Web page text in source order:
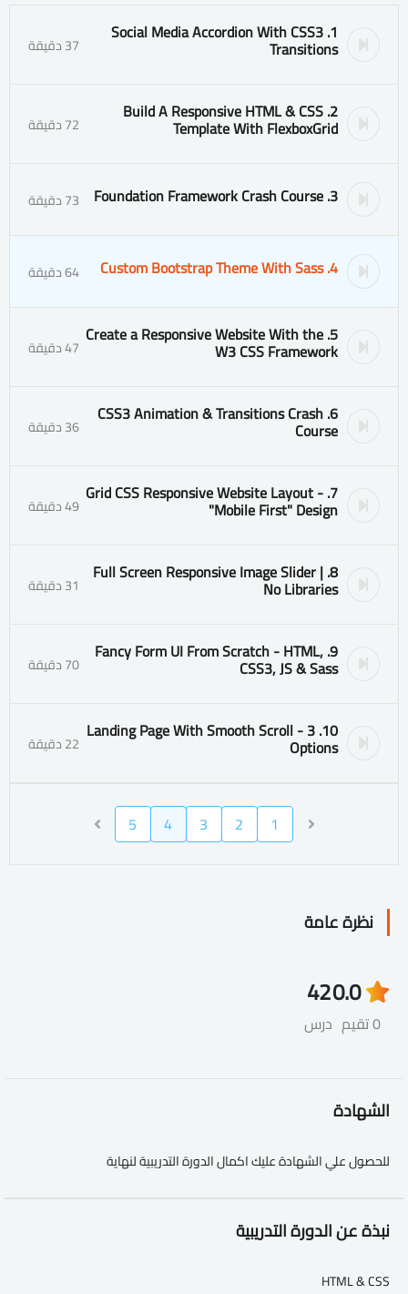
1. Social Media Accordion With CSS3
Transitions 37 دقيقة
2. Build A Responsive HTML & CSS
Template With FlexboxGrid 72 دقيقة
3. Foundation Framework Crash Course 73 دقيقة
4. Custom Bootstrap Theme With Sass 64 دقيقة
5. Create a Responsive Website With the
W3 CSS Framework 47 دقيقة
6. CSS3 Animation & Transitions Crash
Course 36 دقيقة
7. Grid CSS Responsive Website Layout -
"Mobile First" Design 49 دقيقة
8. Full Screen Responsive Image Slider |
No Libraries 31 دقيقة
9. Fancy Form UI From Scratch - HTML,
CSS3, JS & Sass 70 دقيقة
10. Landing Page With Smooth Scroll - 3
Options 22 دقيقة
1
2
3
4
5
نظرة عامة
0.0
0 تقيم
42
درس
الشهادة
للحصول علي الشهادة عليك اكمال الدورة التدريبية لنهاية
نبذة عن الدورة التدريبية
HTML & CSS